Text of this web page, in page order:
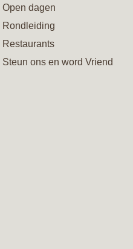
Open dagen
Rondleiding
Restaurants
Steun ons en word Vriend